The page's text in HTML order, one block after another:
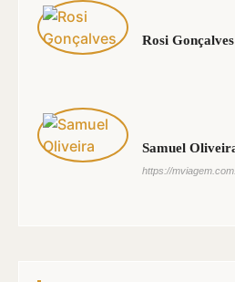
Rosi Gonçalves
Samuel
https://